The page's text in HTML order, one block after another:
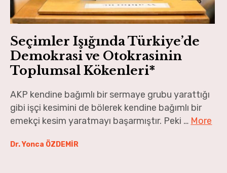
Yaratıcılık ve Gelecek
İnsan ve Kültür
Serbest Kürsü
Seçimler Işığında Türkiye’de
Demokrasi ve Otokrasinin
Toplumsal Kökenleri*
AKP kendine bağımlı bir sermaye grubu yarattığı
gibi işçi kesimini de bölerek kendine bağımlı bir
emekçi kesim yaratmayı başarmıştır. Peki … More
Dr. Yonca ÖZDEMİR